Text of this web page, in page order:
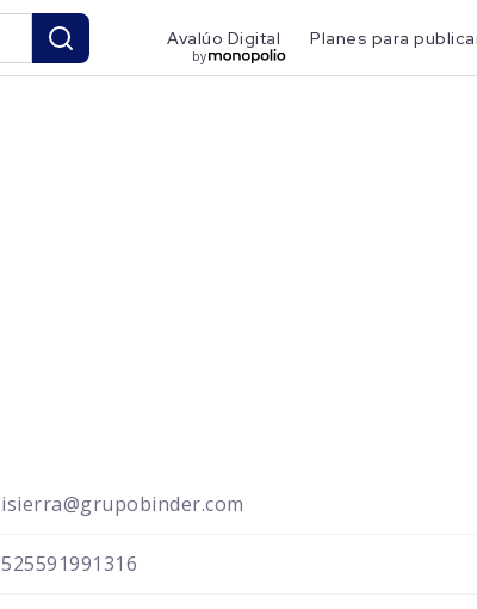
Avalúo Digital
by
Planes para
isierra@grupobinder.com
525591991316